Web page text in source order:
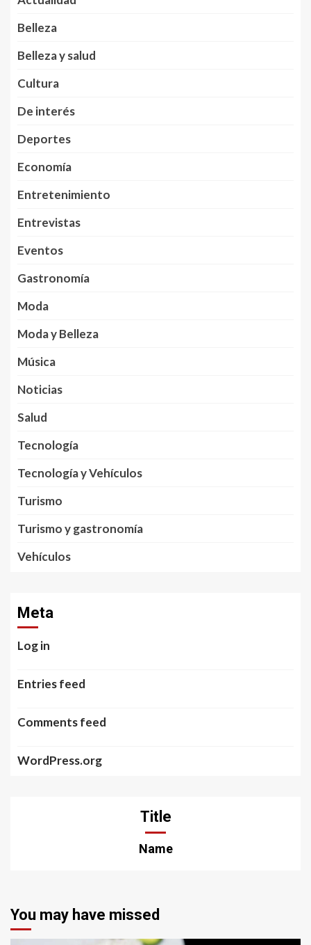
Belleza
Belleza y salud
Cultura
De interés
Deportes
Economía
Entretenimiento
Entrevistas
Eventos
Gastronomía
Moda
Moda y Belleza
Música
Noticias
Salud
Tecnología
Tecnología y Vehículos
Turismo
Turismo y gastronomía
Vehículos
Meta
Log in
Entries feed
Comments feed
WordPress.org
Title
Name
You may have missed